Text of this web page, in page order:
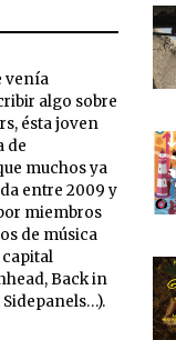
venía
algo sobre
ésta joven
de
muchos ya
entre 2009 y
miembros
de música
Back in